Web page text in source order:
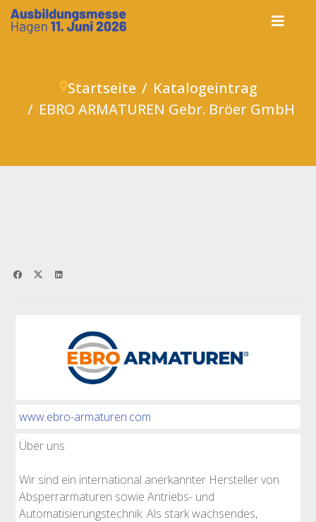
Startseite
Katalogeintrag
EBRO ARMATUREN Gebr. Bröer GmbH
www.ebro-armaturen.com
Über uns
Wir sind ein international anerkannter Hersteller von
Absperrarmaturen sowie Antriebs- und
Automatisierungstechnik. Als stark wachsendes,